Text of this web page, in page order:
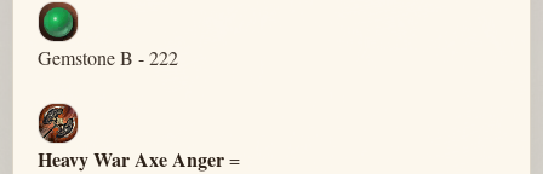
Gemstone B - 222
Heavy War Axe Anger=